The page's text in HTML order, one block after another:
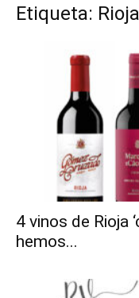
Etiqueta:
4 vinos de Rioja
hemos...